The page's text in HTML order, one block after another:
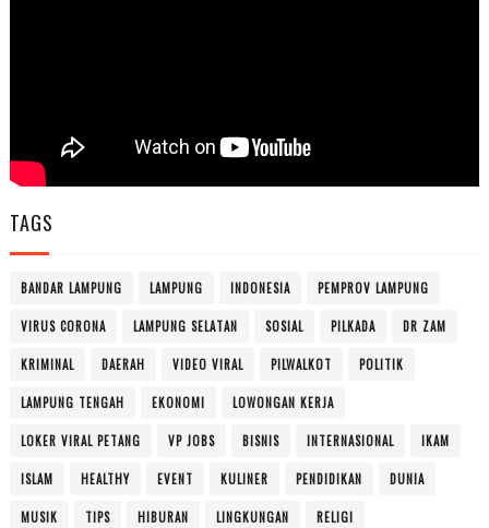
TAGS
BANDAR LAMPUNG LAMPUNG INDONESIA PEMPROV LAMPUNG
VIRUS CORONA LAMPUNG SELATAN SOSIAL PILKADA DR ZAM
KRIMINAL DAERAH VIDEO VIRAL PILWALKOT POLITIK
LAMPUNG TENGAH EKONOMI LOWONGAN KERJA
LOKER VIRAL PETANG VP JOBS BISNIS INTERNASIONAL IKAM
ISLAM HEALTHY EVENT KULINER PENDIDIKAN DUNIA
MUSIK TIPS HIBURAN LINGKUNGAN RELIGI